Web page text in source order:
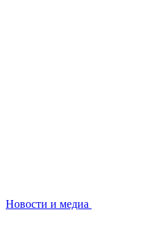
Новости и медиа